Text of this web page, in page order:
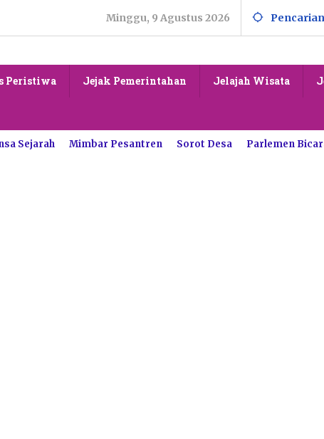
Minggu, 9 Agustus 2026 Pencarian
Peristiwa Jejak Pemerintahan Jelajah Wisata
Sejarah Mimbar Pesantren Sorot Desa Parlemen